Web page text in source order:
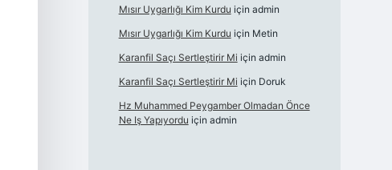
Mısır Uygarlığı Kim Kurdu için admin
Mısır Uygarlığı Kim Kurdu için Metin
Karanfil Saçı Sertleştirir Mi için admin
Karanfil Saçı Sertleştirir Mi için Doruk
Hz Muhammed Peygamber Olmadan Önce
Ne Iş Yapıyordu için admin